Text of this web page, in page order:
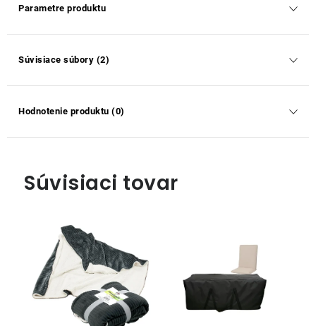
Parametre produktu
Súvisiace súbory (2)
Hodnotenie produktu (0)
Súvisiaci tovar